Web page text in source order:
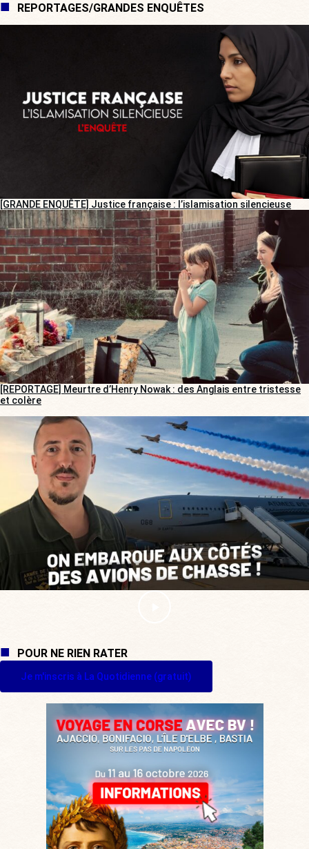
REPORTAGES/GRANDES ENQUÊTES
[GRANDE ENQUÊTE] Justice française : l’islamisation silencieuse
[REPORTAGE] Meurtre d’Henry Nowak : des Anglais entre tristesse
et colère
POUR NE RIEN RATER
Je m'inscris à La Quotidienne (gratuit)